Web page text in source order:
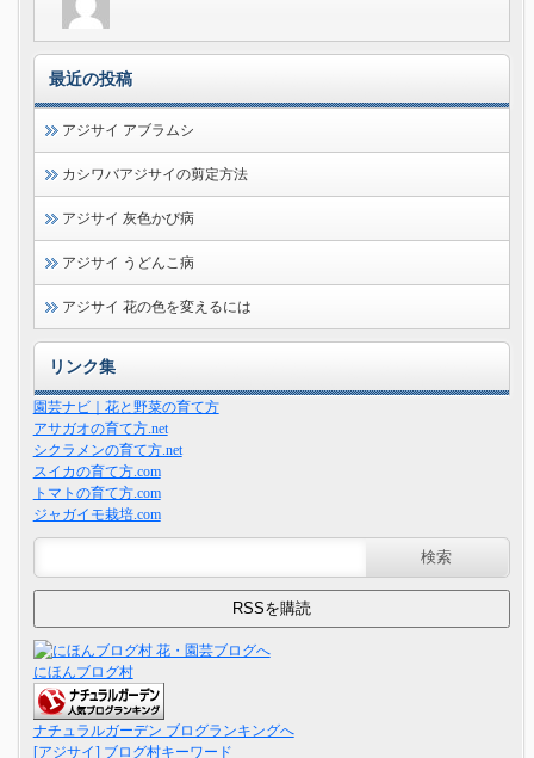
最近の投稿
アジサイ アブラムシ
カシワバアジサイの剪定方法
アジサイ 灰色かび病
アジサイ うどんこ病
アジサイ 花の色を変えるには
リンク集
園芸ナビ｜花と野菜の育て方
アサガオの育て方.net
シクラメンの育て方.net
スイカの育て方.com
トマトの育て方.com
ジャガイモ栽培.com
にほんブログ村
ナチュラルガーデン ブログランキングへ
[アジサイ] ブログ村キーワード